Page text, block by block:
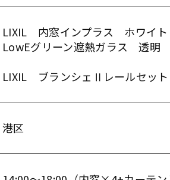
LIXIL 内窓インプラス ホワイト
LowEグリーン遮熱ガラス 透明
LIXIL ブランシェⅡレールセ
港区